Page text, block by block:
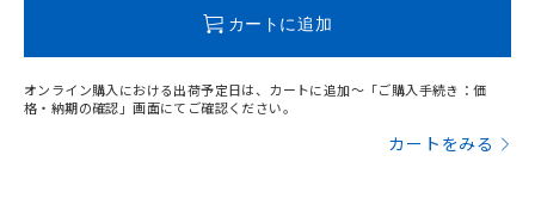
カートに追加
オンライン購入における出荷予定日は、カートに追加～「ご購入手続き：価
格・納期の確認」画面にてご確認ください。
カートをみる